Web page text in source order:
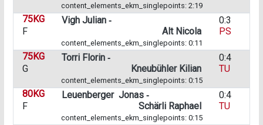
content_elements_ekm_singlepoints: 2:19
75KG Vigh Julian ‑
0:3
F
Alt Nicola PS
content_elements_ekm_singlepoints: 0:11
75KG Torri Florin ‑
0:4
G
Kneubühler Kilian TU
content_elements_ekm_singlepoints: 0:15
80KG Leuenberger Jonas ‑
0:4
F
Schärli Raphael TU
content_elements_ekm_singlepoints: 0:15